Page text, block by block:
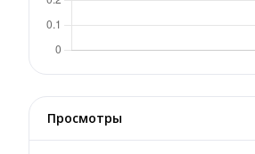
Просмотры